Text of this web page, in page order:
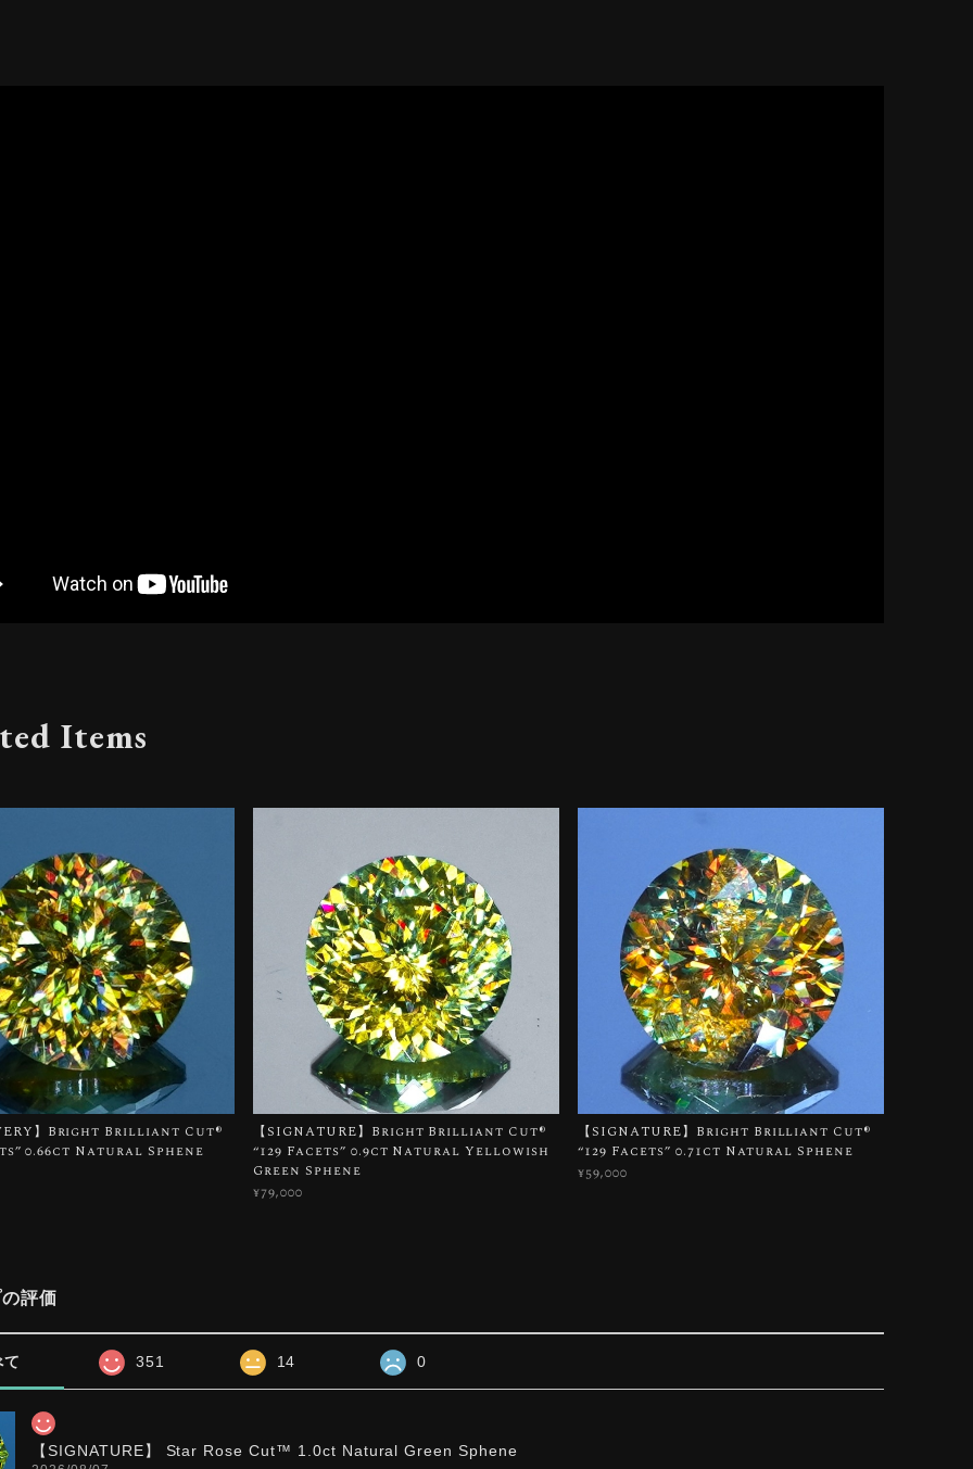
Items
】Bright Brilliant Cut®︎
0.66ct Natural Sphene
【SIGNATURE】Bright Brilliant Cut®︎
“129 Facets” 0.9ct Natural Yellowish
Green Sphene
¥79,000
【SIGNATURE】Bright Brilliant Cut®︎
“129 Facets” 0.71ct Natural Sphene
¥59,000
評価
て 351 14 0
【SIGNATURE】 Star Rose Cut™️ 1.0ct Natural Green Sphene